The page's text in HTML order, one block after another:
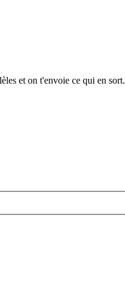
et on t'envoie ce qui en sort.